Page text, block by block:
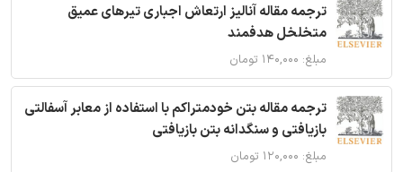
ترجمه مقاله آنالیز ارتعاش اجباری تیرهای عمیق
متخلخل هدفمند
مبلغ: ۱۴۰,۰۰۰ تومان
ترجمه مقاله بتن خودمتراکم با استفاده از معابر آسفالتی
بازیافتی و سنگدانه بتن بازیافتی
مبلغ: ۱۲۰,۰۰۰ تومان